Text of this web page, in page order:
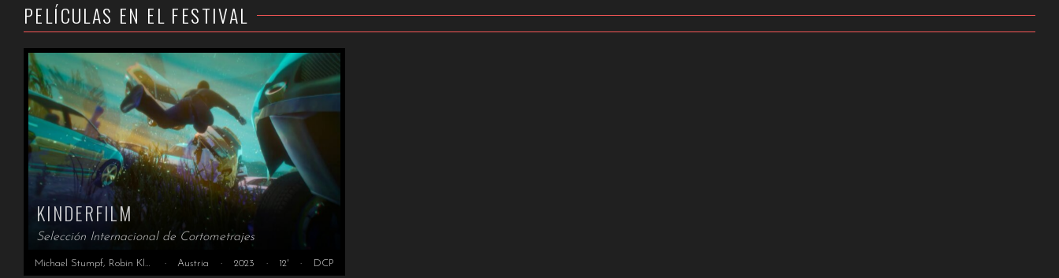
PELÍCULAS EN EL FESTIVAL
KINDERFILM
Selección Internacional de Cortometrajes
Michael Stumpf, Robin Klengel, Adrian Jonas Haim, Total Refusal · Austria · 2023 · 12' · DCP